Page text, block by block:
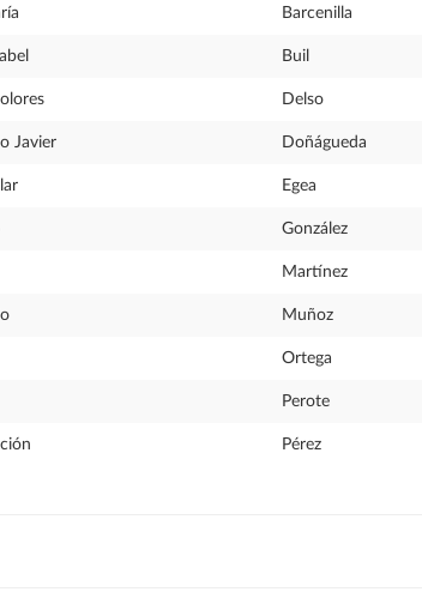
Barcenilla
Buil
Delso
Javier Doñágueda
Egea
González
Martínez
Muñoz
Ortega
Perote
Pérez